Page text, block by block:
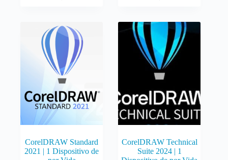
CorelDRAW Standard
2021 | 1 Dispositivo de
CorelDRAW Technical
Suite 2024 | 1